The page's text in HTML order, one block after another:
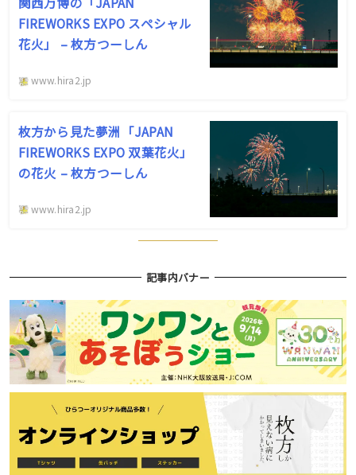
FIREWORKS EXPO スペシャル
花火」 – 枚方つーしん
www.hira2.jp
枚方から見た夢洲「JAPAN
FIREWORKS EXPO 双葉花火」
の花火 – 枚方つーしん
www.hira2.jp
記事内バナー